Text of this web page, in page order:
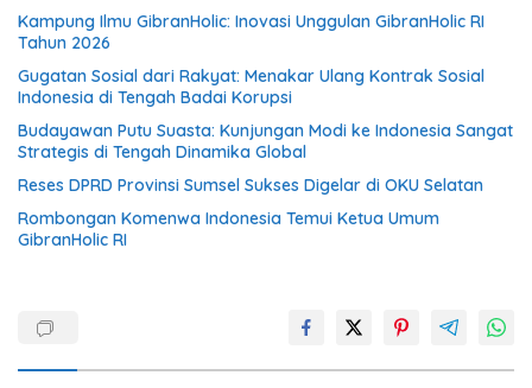
Kampung Ilmu GibranHolic: Inovasi Unggulan GibranHolic RI
Tahun 2026
Gugatan Sosial dari Rakyat: Menakar Ulang Kontrak Sosial
Indonesia di Tengah Badai Korupsi
Budayawan Putu Suasta: Kunjungan Modi ke Indonesia Sangat
Strategis di Tengah Dinamika Global
Reses DPRD Provinsi Sumsel Sukses Digelar di OKU Selatan
Rombongan Komenwa Indonesia Temui Ketua Umum
GibranHolic RI